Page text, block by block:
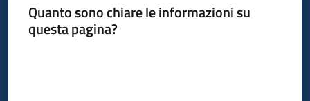
Quanto sono chiare le informazioni su
questa pagina?